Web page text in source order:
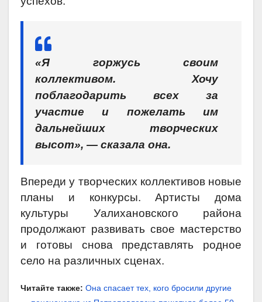
«Я горжусь своим
коллективом. Хочу
поблагодарить всех за
участие и пожелать им
дальнейших творческих
высот», — сказала она.
Впереди у творческих коллективов новые
планы и конкурсы. Артисты дома
культуры Уалихановского района
продолжают развивать свое мастерство
и готовы снова представлять родное
село на различных сценах.
Читайте также: Она спасает тех, кого бросили другие